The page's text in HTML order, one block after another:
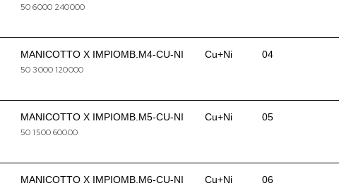
506000 240000
MANICOTTO X IMPIOMB.M4-CU-NI
503000 120000
Cu+Ni 04
MANICOTTO X IMPIOMB.M5-CU-NI
50 150060000
Cu+Ni 05
MANICOTTO X IMPIOMB.M6-CU-NI
Cu+Ni 06